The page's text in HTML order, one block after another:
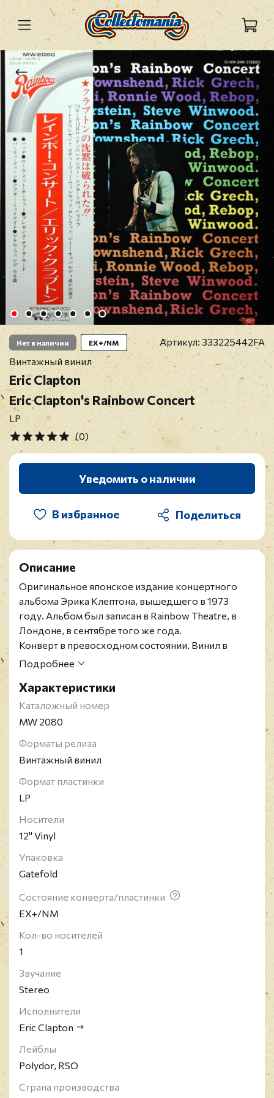
Нет в наличии EX+/NM Артикул:333225442FA
Винтажный винил
Eric Clapton
Eric Clapton's Rainbow Concert
LP
(0)
Уведомить о наличии
В избранное
Описание
Оригинальное японское издание концертного
альбома Эрика Клептона, вышедшего в 1973
году. Альбом был записан в Rainbow Theatre, в
Лондоне, в сентябре того же года.
Конверт в превосходном состоянии. Винил в
состоянии близком к идеальному.OBI и вкладки в
Эрик Клептон родился в 1945 году и с 60-х
считается иконой блюз-рока. Играл в
коллективах: The Yardbirds, Cream, Blind Faith, John
также успешно выступал сольно по всему миру.
Является кавалером Ордена Британской империи.
Подробнее
Характеристики
Каталожный номер
MW 2080
Форматы релиза
Винтажный винил
Формат пластинки
LP
Носители
12" Vinyl
Упаковка
Gatefold
Состояние конверта/пластинки
EX+/NM
Кол-во носителей
1
Звучание
Stereo
Исполнители
Eric Clapton
Лейблы
Polydor, RSO
Страна производства